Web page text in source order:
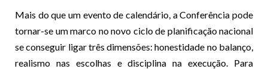
Mais do que um evento de calendário, a Conferência pode
tornar-se um marco no novo ciclo de planificação nacional
se conseguir ligar três dimensões: honestidade no balanço,
realismo nas escolhas e disciplina na execução. Para